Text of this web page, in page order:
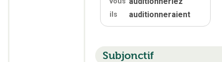
ils auditionneraient
Subjonctif